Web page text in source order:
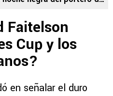
Faitelson
Cup y los
en señalar el duro